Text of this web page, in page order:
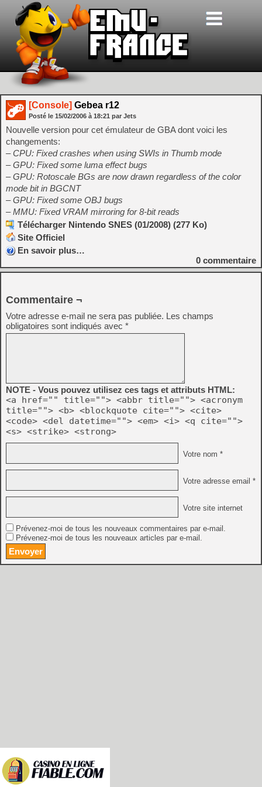
[Console] Gebea r12
Posté le 15/02/2006 à 18:21 par Jets
Nouvelle version pour cet émulateur de GBA dont voici les
changements:
– CPU: Fixed crashes when using SWIs in Thumb mode
– GPU: Fixed some luma effect bugs
– GPU: Rotoscale BGs are now drawn regardless of the color
mode bit in BGCNT
– GPU: Fixed some OBJ bugs
– MMU: Fixed VRAM mirroring for 8-bit reads
Télécharger Nintendo SNES (01/2008) (277 Ko)
Site Officiel
En savoir plus…
0 commentaire
Commentaire ¬
Votre adresse e-mail ne sera pas publiée. Les champs
obligatoires sont indiqués avec *
NOTE - Vous pouvez utilisez ces tags et attributs HTML:
<a href="" title=""> <abbr title=""> <acronym
title=""> <b> <blockquote cite=""> <cite>
<code> <del datetime=""> <em> <i> <q cite="">
<s> <strike> <strong>
Votre nom *
Votre adresse email *
Votre site internet
Prévenez-moi de tous les nouveaux commentaires par e-mail.
Prévenez-moi de tous les nouveaux articles par e-mail.